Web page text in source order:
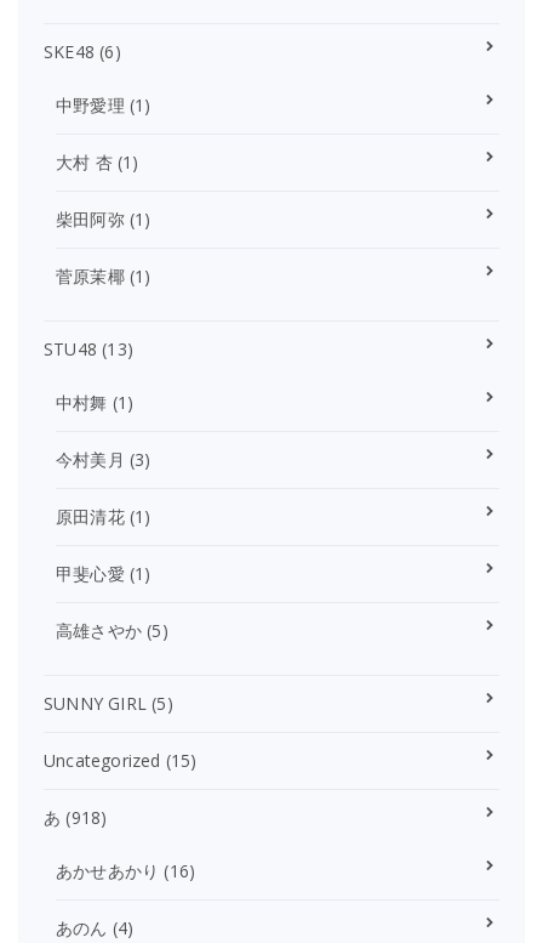
SKE48 (6)
中野愛理 (1)
大村 杏(1)
柴田阿弥(1)
菅原茉椰(1)
STU48 (13)
中村舞 (1)
今村美月 (3)
原田清花(1)
甲斐心愛 (1)
高雄さやか (5)
SUNNY GIRL (5)
Uncategorized (15)
あ (918)
あかせあかり (16)
あのん (4)